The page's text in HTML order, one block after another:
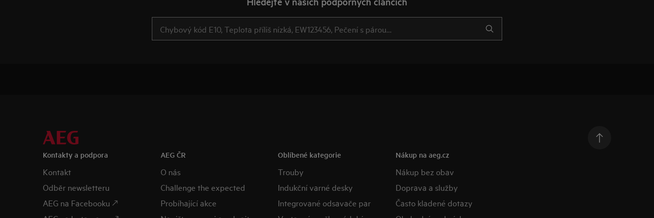
Kontakty a podpora
Kontakt
Odběr newsletteru
AEG na Facebooku 🡕
AEG ČR
O nás
Challenge the expected
Probíhající akce
Oblíbené kategorie
Trouby
Indukční varné desky
Integrované odsavače par
Nákup na aeg.cz
Nákup bez obav
Doprava a služby
Často kladené dotazy